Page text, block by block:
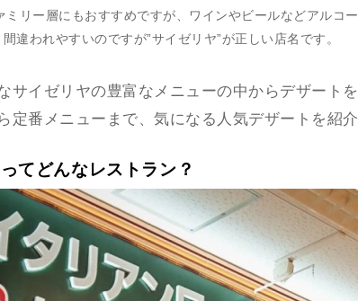
ミリー層にもおすすめですが、ワインやビールなどアルコ
間違われやすいのですが”サイゼリヤ”が正しい店名です。
サイゼリヤの豊富なメニューの中からデザート
定番メニューまで、気になる人気デザートを紹介
てどんなレストラン？